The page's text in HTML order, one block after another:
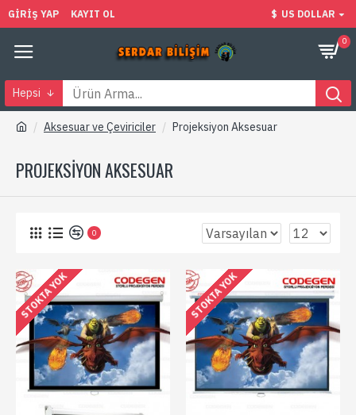
GIRIŞ YAP KAYIT OL $ US DOLLAR
0
Hepsi
Aksesuar ve Çeviriciler Projeksiyon Aksesuar
PROJEKSIYON AKSESUAR
0
STOKTA YOK STOKTA YOK